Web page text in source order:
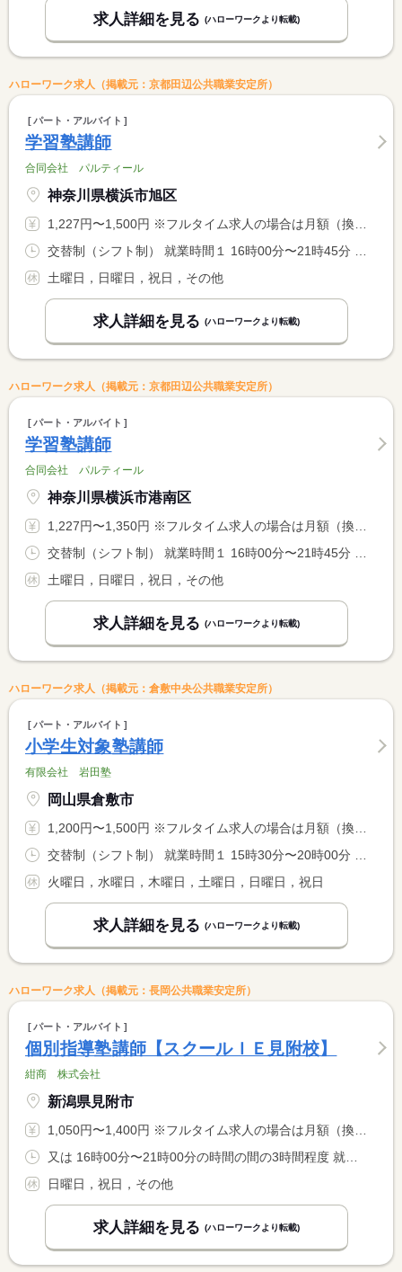
求人詳細を見る (ハローワークより転載)
ハローワーク求人（掲載元：京都田辺公共職業安定所）
パート・アルバイト
学習塾講師
合同会社 パルティール
神奈川県横浜市旭区
1,227円〜1,500円 ※フルタイム求人の場合は月額（換算額）、パート求人の場合は時間額を表示しています。
土曜日，日曜日，祝日，その他
求人詳細を見る (ハローワークより転載)
ハローワーク求人（掲載元：京都田辺公共職業安定所）
パート・アルバイト
学習塾講師
合同会社 パルティール
神奈川県横浜市港南区
1,227円〜1,350円 ※フルタイム求人の場合は月額（換算額）、パート求人の場合は時間額を表示しています。
土曜日，日曜日，祝日，その他
求人詳細を見る (ハローワークより転載)
ハローワーク求人（掲載元：倉敷中央公共職業安定所）
パート・アルバイト
小学生対象塾講師
有限会社 岩田塾
岡山県倉敷市
1,200円〜1,500円 ※フルタイム求人の場合は月額（換算額）、パート求人の場合は時間額を表示しています。
火曜日，水曜日，木曜日，土曜日，日曜日，祝日
求人詳細を見る (ハローワークより転載)
ハローワーク求人（掲載元：長岡公共職業安定所）
パート・アルバイト
個別指導塾講師【スクールＩＥ見附校】
紺商 株式会社
新潟県見附市
1,050円〜1,400円 ※フルタイム求人の場合は月額（換算額）、パート求人の場合は時間額を表示しています。
日曜日，祝日，その他
求人詳細を見る (ハローワークより転載)